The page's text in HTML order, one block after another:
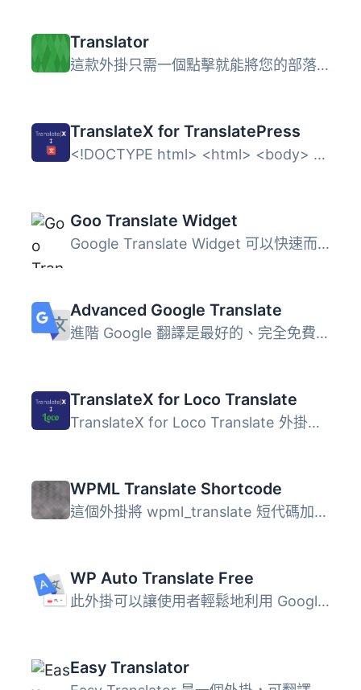
Translator
這款外掛只需一個點擊就能將您的部落格翻譯成35種語言。該翻...
TranslateX for TranslatePress
<!DOCTYPE html> <html> <body> <h2&g...
Goo Translate Widget
Google Translate Widget 可以快速而容易地擴展您的全球範圍...
Advanced Google Translate
進階 Google 翻譯是最好的、完全免費的 WordPress 外掛，可將...
TranslateX for Loco Translate
TranslateX for Loco Translate 外掛將強大的神經機器翻譯引...
WPML Translate Shortcode
這個外掛將 wpml_translate 短代碼加入你的短代碼套件中。你...
WP Auto Translate Free
此外掛可以讓使用者輕鬆地利用 Google Translate 或 Microsof...
Easy Translator